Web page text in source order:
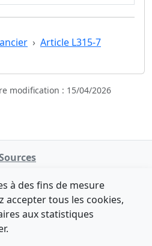
Article L315-7
modification : 15/04/2026
- API
NATINFo ?
caractères max).
à des fins de mesure
accepter tous les cookies,
aux statistiques